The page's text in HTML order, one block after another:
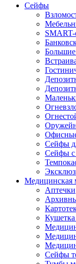
Сейфы
Сейфы
Сейфы с
Медицинская
Аптечки
Сейфы